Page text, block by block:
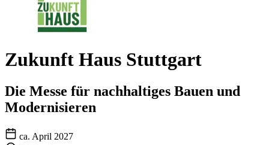
Zukunft Haus Stuttgart
Die Messe für nachhaltiges Bauen und
Modernisieren
ca. April 2027